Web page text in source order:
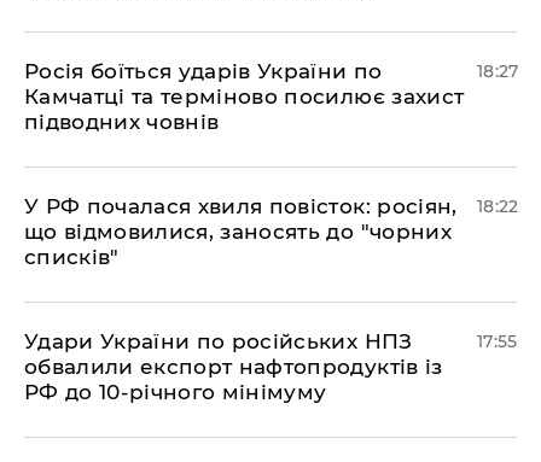
​Росія боїться ударів України по
Камчатці та терміново посилює захист
підводних човнів
18:27
​У РФ почалася хвиля повісток: росіян,
що відмовилися, заносять до "чорних
списків"
18:22
​Удари України по російських НПЗ
обвалили експорт нафтопродуктів із
РФ до 10-річного мінімуму
17:55